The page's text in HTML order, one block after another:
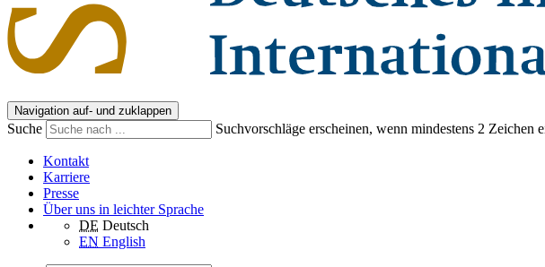
Navigation auf- und zuklappen
Suche Suchvorschläge erscheinen, wenn mindestens 2
Kontakt
Karriere
Presse
Über uns in leichter Sprache
DE Deutsch
EN English